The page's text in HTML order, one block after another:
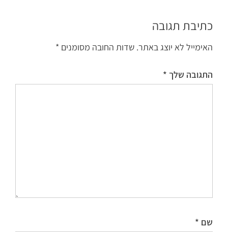
כתיבת תגובה
האימייל לא יוצג באתר. שדות החובה מסומנים *
התגובה שלך *
שם *